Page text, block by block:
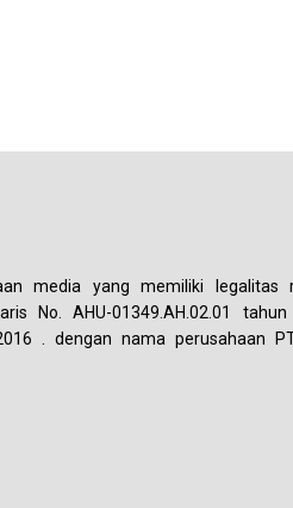
media yang memiliki legalitas
No. AHU-01349.AH.02.01 tahun
. dengan nama perusahaan